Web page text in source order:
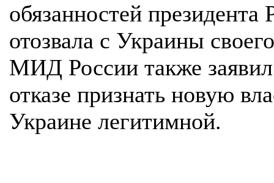
обязанностей президента
отозвала с Украины
МИД России также
отказе признать новую
Украине легитимной.